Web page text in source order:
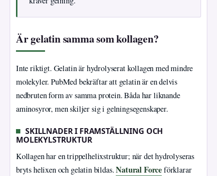
Är gelatin samma som kollagen?
Inte riktigt. Gelatin är hydrolyserat kollagen med mindre
molekyler. PubMed bekräftar att gelatin är en delvis
nedbruten form av samma protein. Båda har liknande
aminosyror, men skiljer sig i gelningsegenskaper.
SKILLNADER I FRAMSTÄLLNING OCH
MOLEKYLSTRUKTUR
Kollagen har en trippelhelixstruktur; när det hydrolyseras
bryts helixen och gelatin bildas.Natural Forceförklarar